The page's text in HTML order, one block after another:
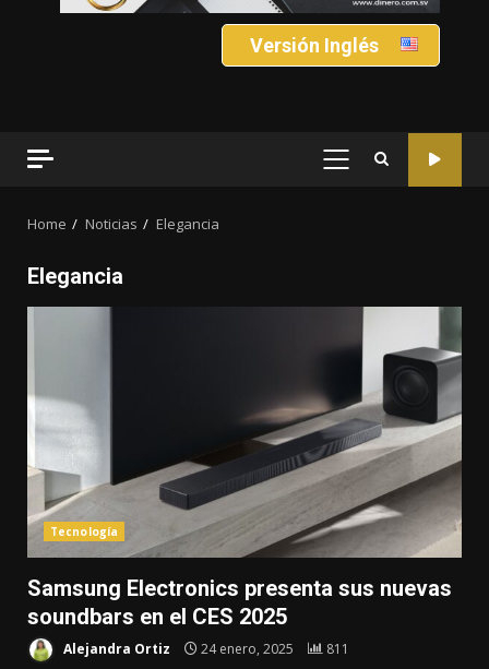
Versión Inglés
PRIMARY
Home Noticias Elegancia
Elegancia
Tecnología
Samsung Electronics presenta sus nuevas
soundbars en el CES 2025
Alejandra Ortiz 24 enero, 2025 811